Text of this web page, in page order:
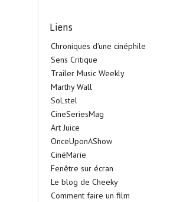
Liens
Chroniques d'une cinéphile
Sens Critique
Trailer Music Weekly
Marthy Wall
SoLstel
CineSeriesMag
Art Juice
OnceUponAShow
CinéMarie
Fenêtre sur écran
Le blog de Cheeky
Comment faire un film